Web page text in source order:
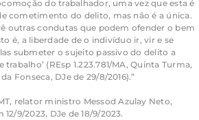
do trabalhador, uma vez que esta é
cometimento do delito, mas não é a única.
outras condutas que podem ofender o bem
é, a liberdade de o indivíduo ir, vir e se
submeter o sujeito passivo do delito a
trabalho’ (REsp 1.223.781/MA, Quinta Turma,
Fonseca, DJe de 29/8/2016).”
relator ministro Messod Azulay Neto,
9/2023, DJe de 18/9/2023.